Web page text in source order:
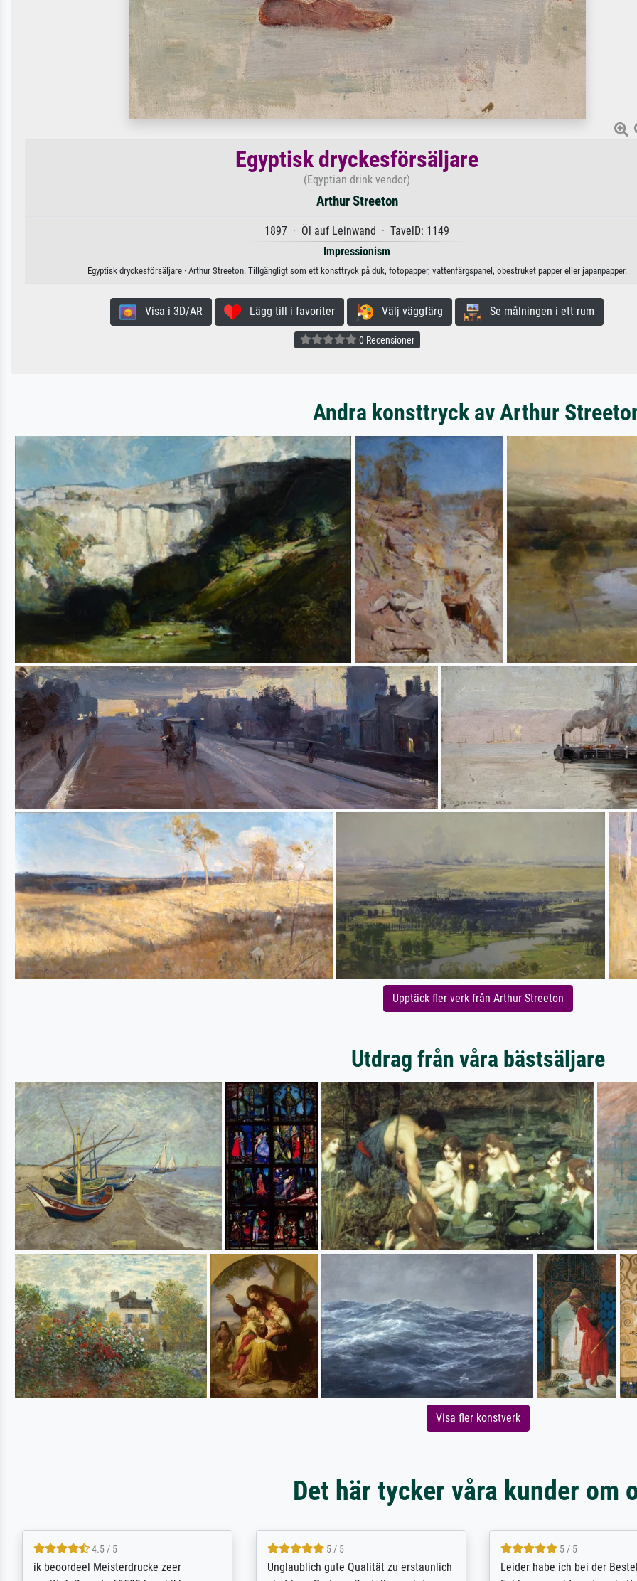
Egyptisk dryckesförsäljare
(Eqyptian drink vendor)
Arthur Streeton
1897 · Öl auf Leinwand · TavelD: 1149
Impressionism
Egyptisk dryckesförsäljare · Arthur Streeton. Tillgängligt som ett konsttryck på duk, fotopapper, vattenfärgspanel, obestruket papper eller japanpapper.
Visa i 3D/AR Lägg till i favoriter Välj väggfärg Se målningen i ett rum
0 Recensioner
Andra konsttryck av Arthur
Upptäck fler verk från Arthur Streeton
Utdrag från våra bästsäljare
Visa fler konstverk
Det här tycker våra kunder om
5 / 5
Die Zufriedenheit ist auch nicht dadurch
5 / 5
Excellent / Highly recommended. The
5 / 5
The team at Meisterdrucke